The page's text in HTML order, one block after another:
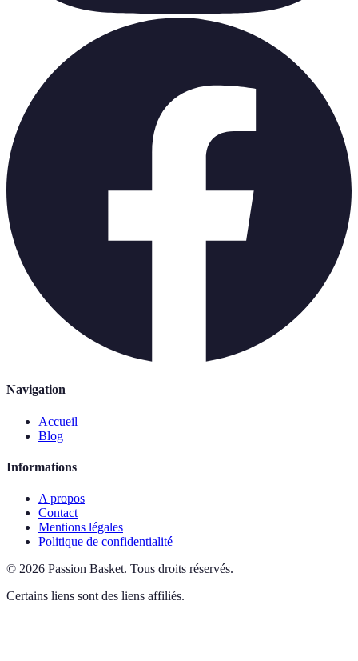
Navigation
Accueil
Blog
Informations
A propos
Contact
Mentions légales
Politique de confidentialité
© 2026 Passion Basket. Tous droits réservés.
Certains liens sont des liens affiliés.